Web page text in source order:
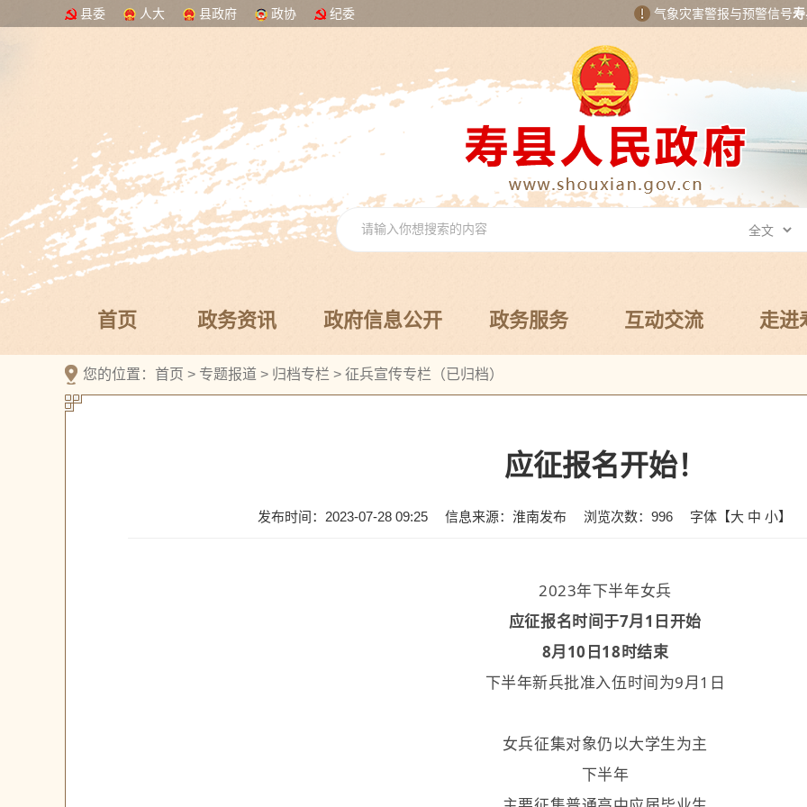
县委 人大 县政府 政协 纪委 气象灾害警报与预警信号
首页 政务资讯 政府信息公开 政务服务 互动交流 走进
您的位置： 首页 > 专题报道 > 归档专栏 > 征兵宣传专栏（已归档）
应征报名开始！
发布时间：2023-07-28 09:25 信息来源：淮南发布 浏览次数： 996 字体【大 中 小】
2023年下半年女兵
应征报名时间于7月1日开始
8月10日18时结束
下半年新兵批准入伍时间为9月1日
女兵征集对象仍以大学生为主
下半年